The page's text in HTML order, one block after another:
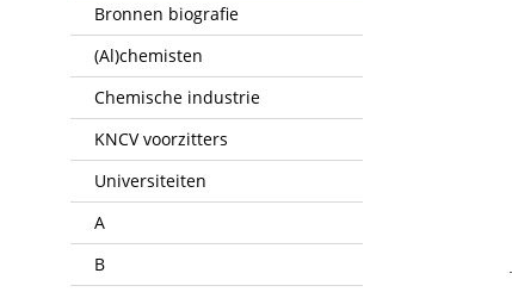
Bronnen biografie
(Al)chemisten
Chemische industrie
KNCV voorzitters
Universiteiten
A
B